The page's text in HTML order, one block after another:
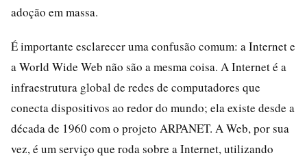
adoção em massa.
É importante esclarecer uma confusão comum: a Internet e
a World Wide Web não são a mesma coisa. A Internet é a
infraestrutura global de redes de computadores que
conecta dispositivos ao redor do mundo; ela existe desde a
década de 1960 com o projeto ARPANET. A Web, por sua
vez, é um serviço que roda sobre a Internet, utilizando